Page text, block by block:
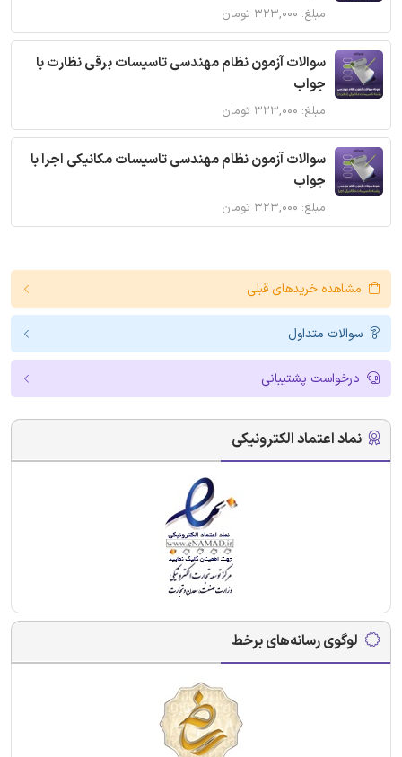
مبلغ: ۳۲۳,۰۰۰ تومان
سوالات آزمون نظام مهندسی تاسیسات برقی نظارت با
جواب
مبلغ: ۳۲۳,۰۰۰ تومان
سوالات آزمون نظام مهندسی تاسیسات مکانیکی اجرا با
جواب
مبلغ: ۳۲۳,۰۰۰ تومان
مشاهده خریدهای قبلی
سوالات متداول
درخواست پشتیبانی
نماد اعتماد الکترونیکی
لوگوی رسانه‌های برخط